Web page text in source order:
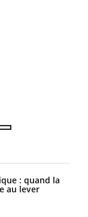
: quand la
au lever